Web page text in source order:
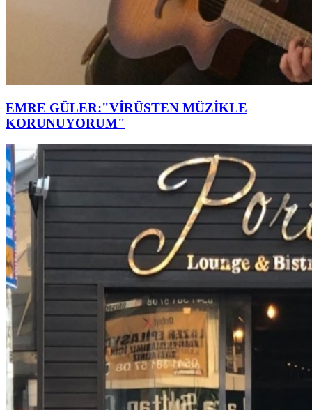
EMRE GÜLER:"VİRÜSTEN MÜZİKLE
KORUNUYORUM"